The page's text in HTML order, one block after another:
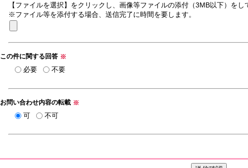
【ファイルを選択】をクリックし、画像等ファイルの添付（3MB以下）をし
※ファイル等を添付する場合、送信完了に時間を要します。
この件に関する回答 ※
必要 不要
お問い合わせ内容の転載 ※
可 不可